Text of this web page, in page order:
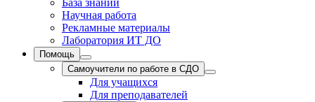
База знаний
Научная работа
Рекламные материалы
Лаборатория ИТ ДО
Помощь
Самоучители по работе в СДО
Для учащихся
Для преподавателей